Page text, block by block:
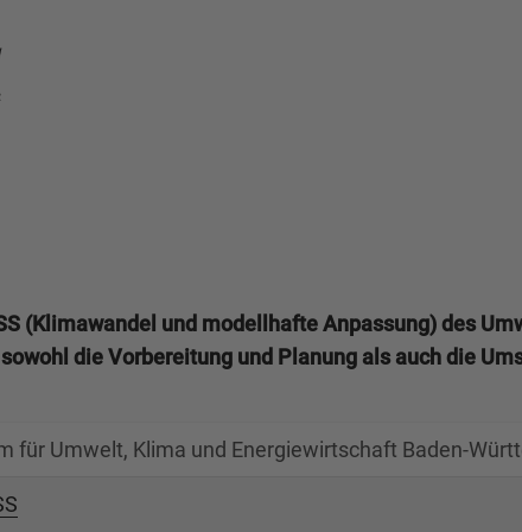
(Klimawandel und modellhafte Anpassung) des
die Vorbereitung und Planung als auch die
für Umwelt, Klima und Energiewirtschaft Baden-